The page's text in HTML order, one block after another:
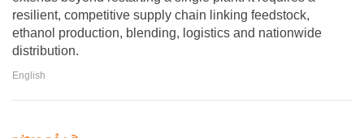
resilient, competitive supply chain linking feedstock,
ethanol production, blending, logistics and nationwide
distribution.
English